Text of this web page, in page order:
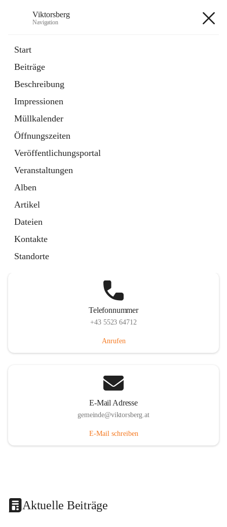
Viktorsberg
Navigation
Start
Beiträge
Beschreibung
Impressionen
Müllkalender
Öffnungszeiten
Veröffentlichungsportal
Veranstaltungen
Alben
Artikel
Dateien
Kontakte
Standorte
1 Schnellzugriff
Bürgerservice
10 Schnellzugriffe
Telefonnummer
+43 5523 64712
Anrufen
E-Mail Adresse
gemeinde@viktorsberg.at
E-Mail schreiben
Aktuelle Beiträge